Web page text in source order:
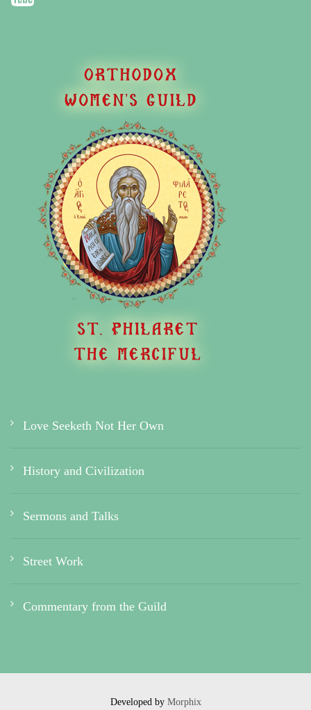
Love Seeketh Not Her Own
History and Civilization
Sermons and Talks
Street Work
Commentary from the Guild
Developed by Morphix